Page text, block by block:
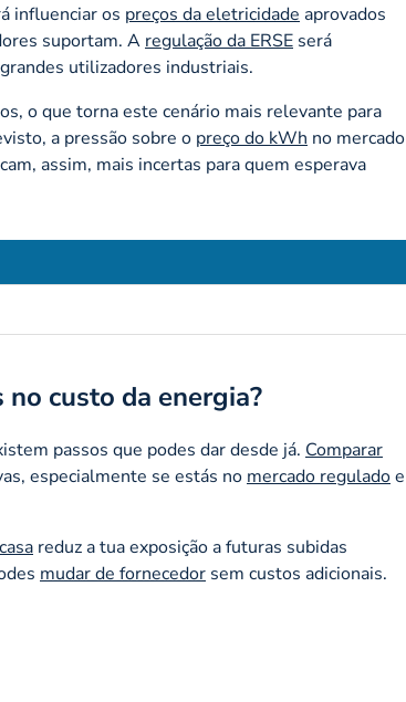
influenciar os preços da eletricidade aprovados
suportam. A regulação da ERSE será
utilizadores industriais.
o que torna este cenário mais relevante para
a pressão sobre o preço do kWh no mercado
assim, mais incertas para quem esperava
custo da energia?
passos que podes dar desde já. Comparar
especialmente se estás no mercado reguladoe
reduz a tua exposição a futuras subidas
mudar de fornecedor sem custos adicionais.